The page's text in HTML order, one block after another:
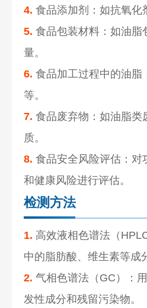
4. 食品添加剂：如抗氧化
5. 食品包装材料：如油脂
量。
6. 食品加工过程中的油脂
等。
7. 食品废弃物：如油脂类
质。
8. 食品安全风险评估：对
和健康风险进行评估。
检测方法
1. 高效液相色谱法（
中的脂肪酸、维生素等成
2. 气相色谱法（GC）：
发性成分和残留污染物。